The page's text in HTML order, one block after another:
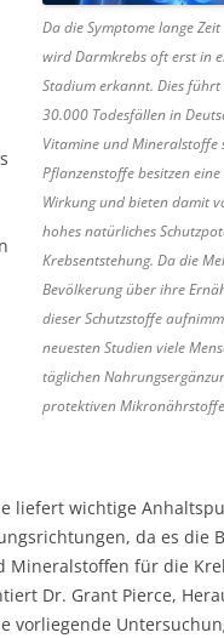
Da die Symptome lange
wird Darmkrebs oft erst in
Stadium erkannt. Dies
30.000 Todesfällen in
Vitamine und Mineralstoffe
Pflanzenstoffe besitzen
Wirkung und bieten damit
hohes natürliches
Krebsentstehung. Da die
Bevölkerung über ihre
dieser Schutzstoffe
neuesten Studien viele
täglichen
protektiven
liefert wichtige
da es die
Mineralstoffen für die
Dr. Grant Pierce,
vorliegende